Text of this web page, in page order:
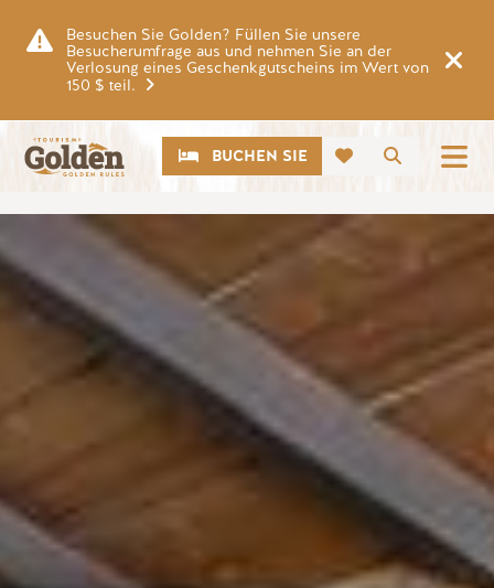
Besuchen Sie Golden? Füllen Sie unsere
Besucherumfrage aus und nehmen Sie an der
Verlosung eines Geschenkgutscheins im Wert von
150 $ teil.
Suche
CTABUCHEN SIE